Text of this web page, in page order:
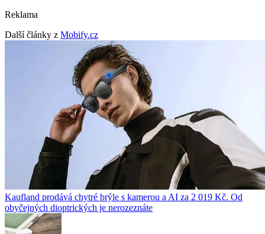
Reklama
Další články z Mobify.cz
Kaufland prodává chytré brýle s kamerou a AI za 2 019 Kč. Od
obyčejných dioptrických je nerozeznáte